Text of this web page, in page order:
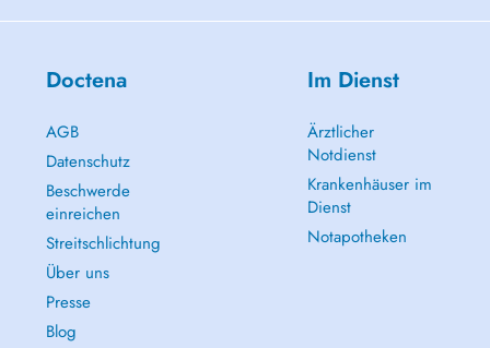
Doctena
AGB
Datenschutz
Beschwerde
einreichen
Streitschlichtung
Über uns
Presse
Blog
Im Dienst
Ärztlicher
Notdienst
Krankenhäuser im
Dienst
Notapotheken